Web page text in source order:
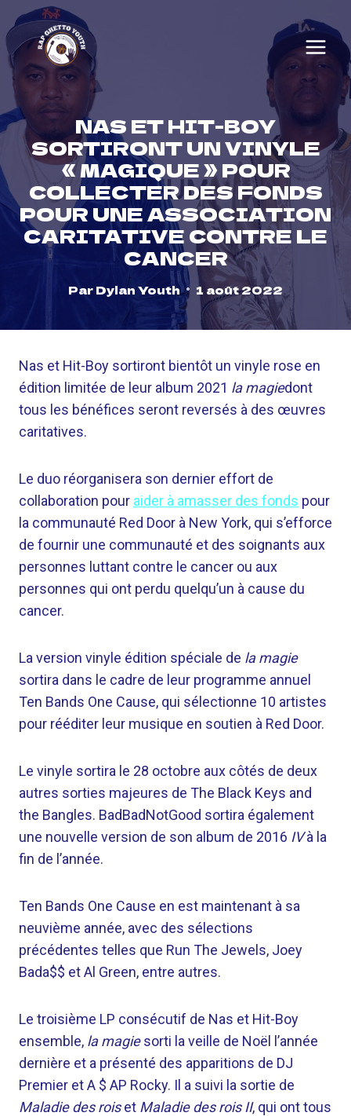
to
content
NAS ET HIT-BOY
SORTIRONT UN VINYLE
« MAGIQUE » POUR
COLLECTER DES FONDS
POUR UNE ASSOCIATION
CARITATIVE CONTRE LE
CANCER
ParDylan Youth 1 août 2022
Nas et Hit-Boy sortiront bientôt un vinyle rose en
édition limitée de leur album 2021 la magiedont
tous les bénéfices seront reversés à des œuvres
caritatives.
Le duo réorganisera son dernier effort de
collaboration pour aider à amasser des fonds pour
la communauté Red Door à New York, qui s’efforce
de fournir une communauté et des soignants aux
personnes luttant contre le cancer ou aux
personnes qui ont perdu quelqu’un à cause du
cancer.
La version vinyle édition spéciale de la magie
sortira dans le cadre de leur programme annuel
Ten Bands One Cause, qui sélectionne 10 artistes
pour rééditer leur musique en soutien à Red Door.
Le vinyle sortira le 28 octobre aux côtés de deux
autres sorties majeures de The Black Keys and
the Bangles. BadBadNotGood sortira également
une nouvelle version de son album de 2016 IVà la
fin de l’année.
Ten Bands One Cause en est maintenant à sa
neuvième année, avec des sélections
précédentes telles que Run The Jewels, Joey
Bada$$ et Al Green, entre autres.
Le troisième LP consécutif de Nas et Hit-Boy
ensemble, la magiesorti la veille de Noël l’année
dernière et a présenté des apparitions de DJ
Premier et A $ AP Rocky. Il a suivi la sortie de
Maladie des roiset Maladie des rois II, qui ont tous